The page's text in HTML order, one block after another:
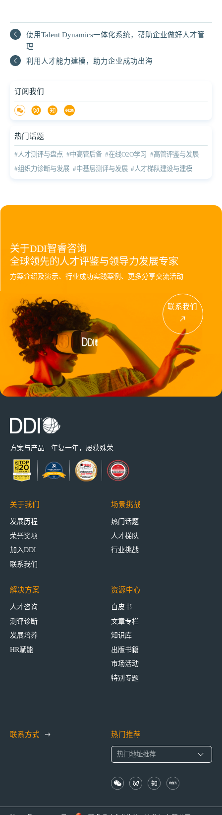
‌使用Talent Dynamics一体化系统，帮助企业做好人才管
理‌
利用人才能力建模，助力企业成功出海
订阅我们
热门话题
#人才测评与盘点 #中高管后备 #在线O2O学习 #高管评鉴与发展
#组织力诊断与发展 #中基层测评与发展 #人才梯队建设与建模
关于DDI智睿咨询
全球领先的人才评鉴与领导力发展专家
方案介绍及演示、行业成功实践案例、更多分享交流活动
联系我们
方案与产品 · 年复一年，屡获殊荣
关于我们
发展历程
荣誉奖项
加入DDI
联系我们
场景挑战
热门话题
人才梯队
行业挑战
解决方案
人才咨询
测评诊断
发展培养
HR赋能
资源中心
白皮书
文章专栏
知识库
出版书籍
市场活动
特别专题
联系方式 热门推荐